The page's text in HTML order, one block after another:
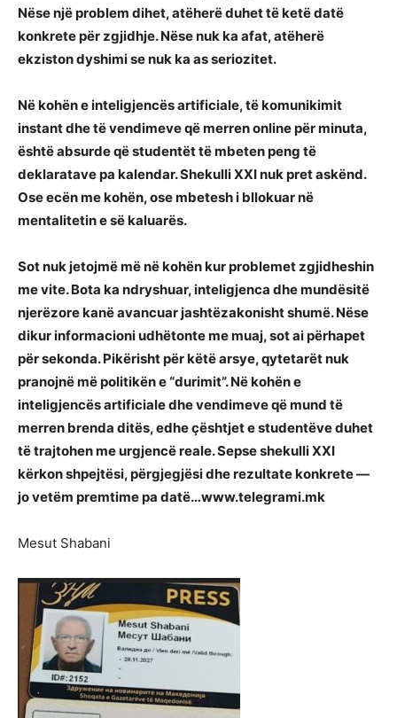
Nëse një problem dihet, atëherë duhet të ketë datë
konkrete për zgjidhje. Nëse nuk ka afat, atëherë
ekziston dyshimi se nuk ka as seriozitet.
Në kohën e inteligjencës artificiale, të komunikimit
instant dhe të vendimeve që merren online për minuta,
është absurde që studentët të mbeten peng të
deklaratave pa kalendar. Shekulli XXI nuk pret askënd.
Ose ecën me kohën, ose mbetesh i bllokuar në
mentalitetin e së kaluarës.
Sot nuk jetojmë më në kohën kur problemet zgjidheshin
me vite. Bota ka ndryshuar, inteligjenca dhe mundësitë
njerëzore kanë avancuar jashtëzakonisht shumë. Nëse
dikur informacioni udhëtonte me muaj, sot ai përhapet
për sekonda. Pikërisht për këtë arsye, qytetarët nuk
pranojnë më politikën e “durimit”. Në kohën e
inteligjencës artificiale dhe vendimeve që mund të
merren brenda ditës, edhe çështjet e studentëve duhet
të trajtohen me urgjencë reale. Sepse shekulli XXI
kërkon shpejtësi, përgjegjësi dhe rezultate konkrete —
jo vetëm premtime pa datë…www.telegrami.mk
Mesut Shabani